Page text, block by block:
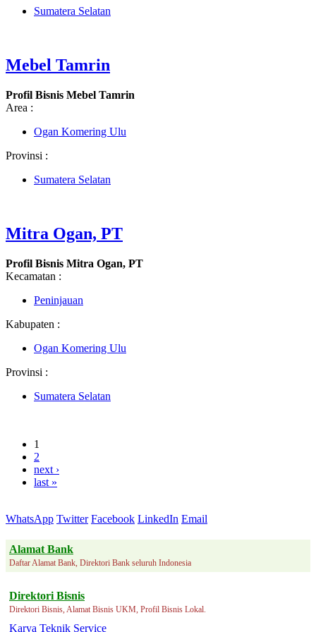
Sumatera Selatan
Mebel Tamrin
Profil Bisnis Mebel Tamrin
Area :
Ogan Komering Ulu
Provinsi :
Sumatera Selatan
Mitra Ogan, PT
Profil Bisnis Mitra Ogan, PT
Kecamatan :
Peninjauan
Kabupaten :
Ogan Komering Ulu
Provinsi :
Sumatera Selatan
1
2
next ›
last »
WhatsApp Twitter Facebook LinkedIn Email
Alamat Bank
Daftar Alamat Bank, Direktori Bank seluruh Indonesia
Direktori Bisnis
Direktori Bisnis, Alamat Bisnis UKM, Profil Bisnis Lokal.
Karya Teknik Service